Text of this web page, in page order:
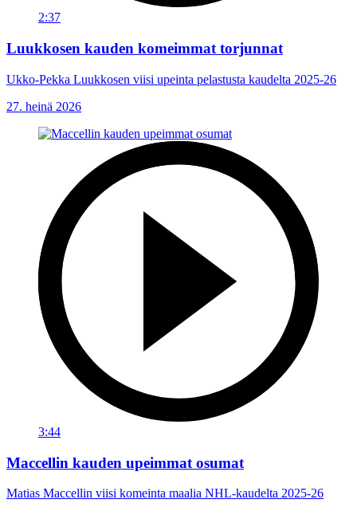
2:37
Luukkosen kauden komeimmat torjunnat
Ukko-Pekka Luukkosen viisi upeinta pelastusta kaudelta 2025-26
27. heinä 2026
3:44
Maccellin kauden upeimmat osumat
Matias Maccellin viisi komeinta maalia NHL-kaudelta 2025-26